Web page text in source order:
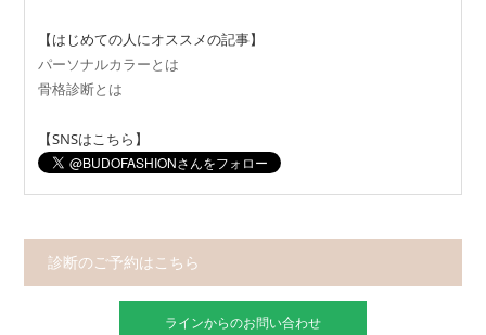
【はじめての人にオススメの記事】
パーソナルカラーとは
骨格診断とは
【SNSはこちら】
診断のご予約はこちら
ラインからのお問い合わせ